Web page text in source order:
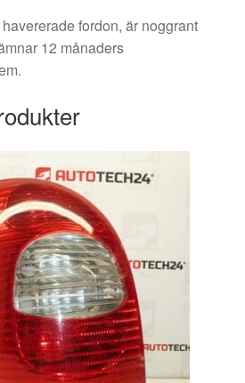
fordon, är noggrant
12 månaders